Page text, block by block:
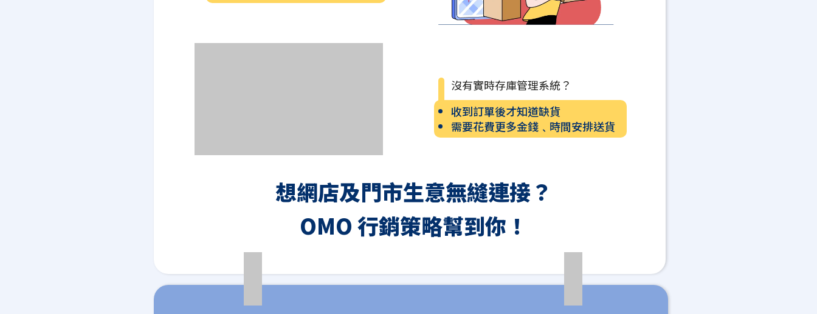
沒有實時存庫管理系統？
收到訂單後才知道缺貨
需要花費更多金錢﹑時間安排送貨
想網店及門市生意無縫連接？
OMO 行銷策略幫到你！